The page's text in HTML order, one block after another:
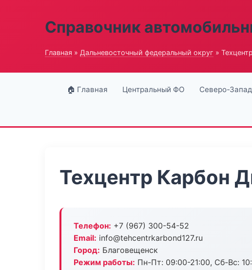
Справочник
Главная » Дальневосточный федеральный округ »
🏠 Главная Центральный ФО Северо-
Техцентр Карбон
Телефон: +7 (967) 300-54-52
Email: info@tehcentrkarbond127.ru
Город: Благовещенск
Режим работы: Пн-Пт: 09:00-21:00, Сб-Вс: